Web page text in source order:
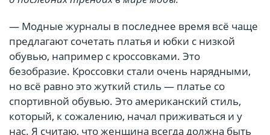
— Модные журналы в последнее время всё чаще
предлагают сочетать платья и юбки с низкой
обувью, например с кроссовками. Это
безобразие. Кроссовки стали очень нарядными,
но всё равно это жуткий стиль — платье со
спортивной обувью. Это американский стиль,
который, к сожалению, начал приживаться и у
нас. Я считаю, что женщина всегда должна быть